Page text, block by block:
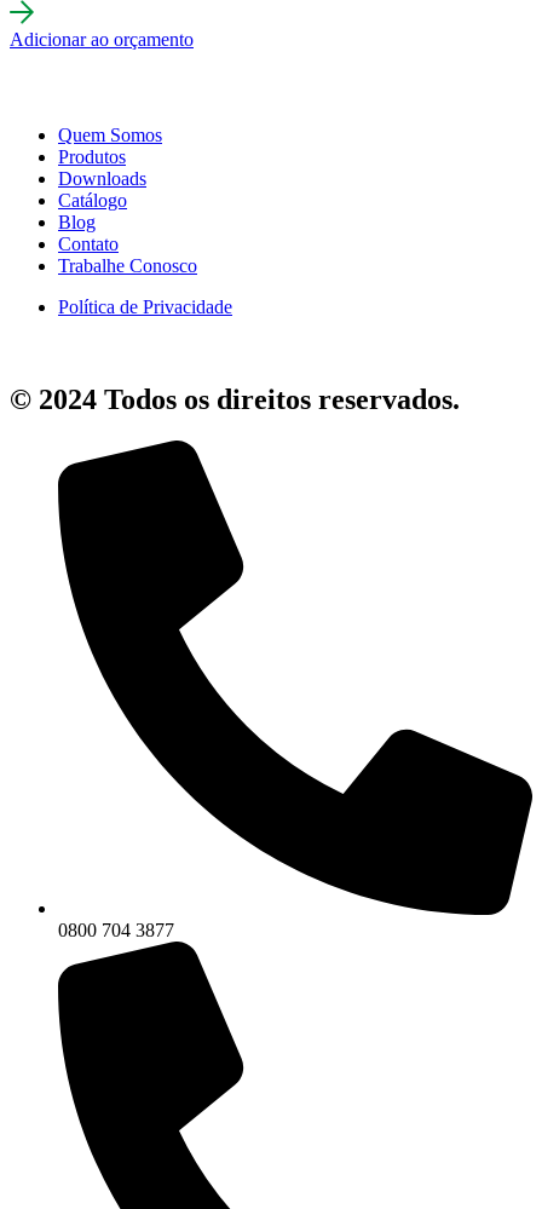
Adicionar ao orçamento
Quem Somos
Produtos
Downloads
Catálogo
Blog
Contato
Trabalhe Conosco
Política de Privacidade
© 2024 Todos os direitos reservados.
0800 704 3877